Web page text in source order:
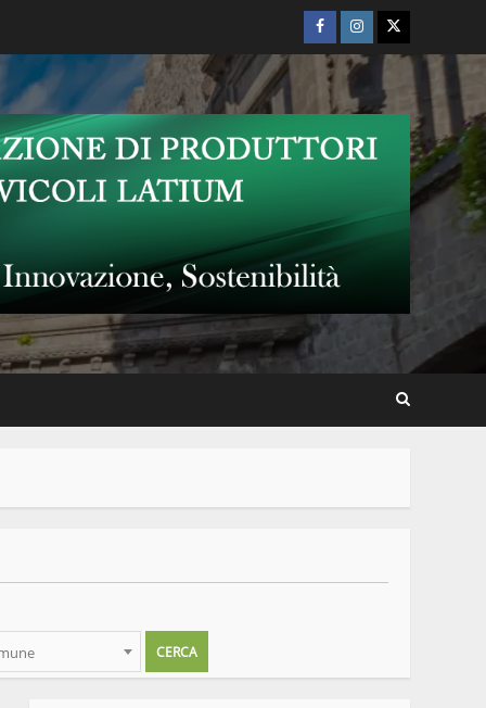
Facebook
Instagram
Twitter
Da Venezia arriva Marco Polo
a Valentano
Tornano le “Comunità
narranti” con una
passeggiata-racconto
dedicata al “Solco dritto” di
Valentano
tu verrai”